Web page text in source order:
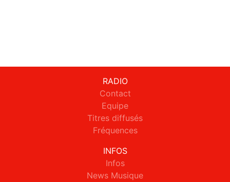
RADIO
Contact
Equipe
Titres diffusés
Fréquences
INFOS
Infos
News Musique